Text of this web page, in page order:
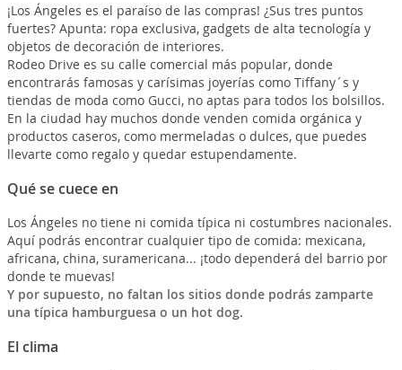
¡Los Ángeles es el paraíso de las compras! ¿Sus tres puntos
fuertes? Apunta: ropa exclusiva, gadgets de alta tecnología y
objetos de decoración de interiores.
Rodeo Drive es su calle comercial más popular, donde
encontrarás famosas y carísimas joyerías como Tiffany´s y
tiendas de moda como Gucci, no aptas para todos los bolsillos.
En la ciudad hay muchos donde venden comida orgánica y
productos caseros, como mermeladas o dulces, que puedes
llevarte como regalo y quedar estupendamente.
Qué se cuece en
Los Ángeles no tiene ni comida típica ni costumbres nacionales.
Aquí podrás encontrar cualquier tipo de comida: mexicana,
africana, china, suramericana... ¡todo dependerá del barrio por
donde te muevas!
Y por supuesto, no faltan los sitios donde podrás zamparte
una típica hamburguesa o un hot dog.
El clima